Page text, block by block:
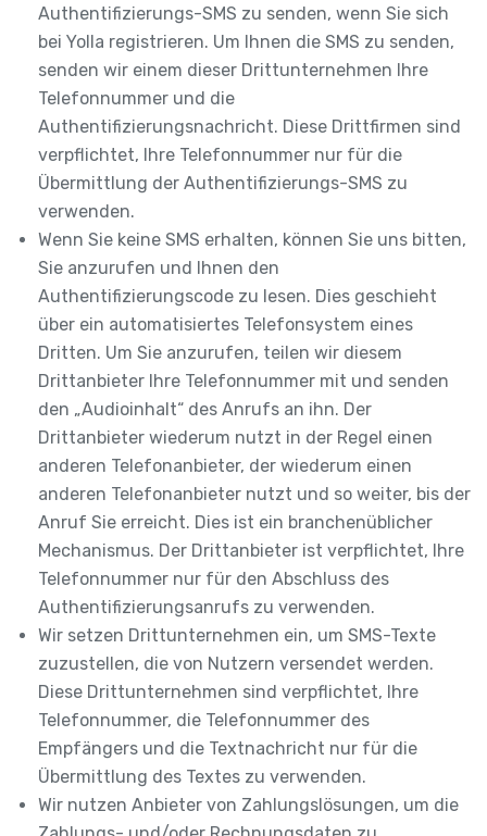
Authentifizierungs-SMS zu senden, wenn Sie sich
bei Yolla registrieren. Um Ihnen die SMS zu senden,
senden wir einem dieser Drittunternehmen Ihre
Telefonnummer und die
Authentifizierungsnachricht. Diese Drittfirmen sind
verpflichtet, Ihre Telefonnummer nur für die
Übermittlung der Authentifizierungs-SMS zu
verwenden.
Wenn Sie keine SMS erhalten, können Sie uns bitten,
Sie anzurufen und Ihnen den
Authentifizierungscode zu lesen. Dies geschieht
über ein automatisiertes Telefonsystem eines
Dritten. Um Sie anzurufen, teilen wir diesem
Drittanbieter Ihre Telefonnummer mit und senden
den „Audioinhalt“ des Anrufs an ihn. Der
Drittanbieter wiederum nutzt in der Regel einen
anderen Telefonanbieter, der wiederum einen
anderen Telefonanbieter nutzt und so weiter, bis der
Anruf Sie erreicht. Dies ist ein branchenüblicher
Mechanismus. Der Drittanbieter ist verpflichtet, Ihre
Telefonnummer nur für den Abschluss des
Authentifizierungsanrufs zu verwenden.
Wir setzen Drittunternehmen ein, um SMS-Texte
zuzustellen, die von Nutzern versendet werden.
Diese Drittunternehmen sind verpflichtet, Ihre
Telefonnummer, die Telefonnummer des
Empfängers und die Textnachricht nur für die
Übermittlung des Textes zu verwenden.
Wir nutzen Anbieter von Zahlungslösungen, um die